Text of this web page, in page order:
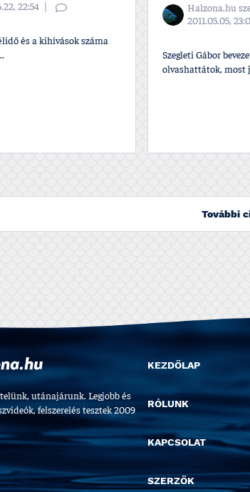
22:54
és a kihí­vások száma
Halzona.hu
2011.05.05,
Szegleti Gábor
olvashattátok, most
További
utánajárunk. Legjobb és
felszerelés tesztek 2009
KEZDŐLAP
RÓLUNK
KAPCSOLAT
SZERZŐK